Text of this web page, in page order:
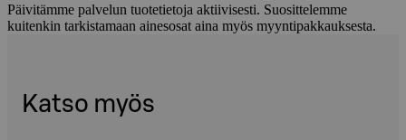
Päivitämme palvelun tuotetietoja aktiivisesti. Suosittelemme
kuitenkin tarkistamaan ainesosat aina myös myyntipakkauksesta.
Katso myös